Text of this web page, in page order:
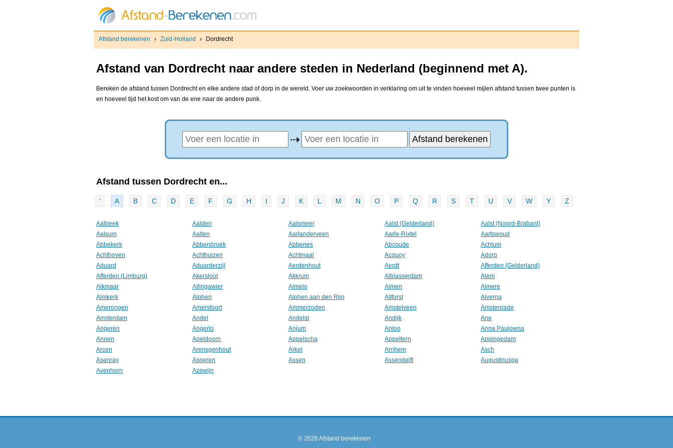
Afstand berekenen › Zuid-Holland › Dordrecht
Afstand van Dordrecht naar andere steden in Nederland (beginnend met A).
Bereken de afstand tussen Dordrecht en elke andere stad of dorp in de wereld. Voer uw zoekwoorden in verklaring om uit te vinden hoeveel mijlen afstand tussen twee punten is
en hoeveel tijd het kost om van de ene naar de andere punk.
⇢
Afstand tussen Dordrecht en...
' A B C D E F G H I J K L M N O P Q R S T U V W Y Z
Aalbeek Aalden Aalsmeer Aalst (Gelderland)
Aalst (Noord-Brabant)
Aalsum
Aalten Aarlanderveen Aarle-Rixtel
Aartswoud
Abbekerk
Abbenbroek Abbenes Abcoude
Achlum
Achthoven
Achthuizen Achtmaal Acquoy
Adorp
Aduard
Aduarderzijl Aerdenhout Aerdt
Afferden (Gelderland)
Afferden (Limburg)
Akersloot Akkrum Alblasserdam
Alem
Alkmaar
Allingawier Almelo Almen
Almere
Almkerk
Alphen Alphen aan den Rijn Altforst
Alverna
Amerongen
Amersfoort Ammerzoden Amstelveen
Amstenrade
Amsterdam
Andel Andelst Andijk
Ane
Angeren
Angerlo Anjum Anloo
Anna Paulowna
Annen
Apeldoorn Appelscha Appeltern
Appingedam
Arcen
Arensgenhout Arkel Arnhem
Asch
Asenray
Asperen Assen Assendelft
Augustinusga
Avenhorn
Azewijn
© 2026 Afstand berekenen